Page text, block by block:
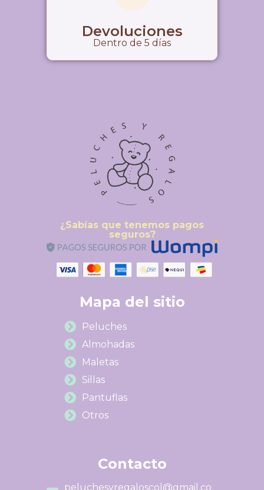
Devoluciones
Dentro de 5 días
¿Sabías que tenemos pagos
seguros?
Mapa del sitio
Peluches
Almohadas
Maletas
Sillas
Pantuflas
Otros
Contacto
peluchesyregaloscol@gmail.co